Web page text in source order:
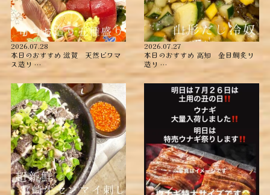
2026.07.28
本日のおすすめ ︎滋賀 天然ビワマ
ス造り …
2026.07.27
本日のおすすめ ︎高知 金目鯛炙り
造り ︎…